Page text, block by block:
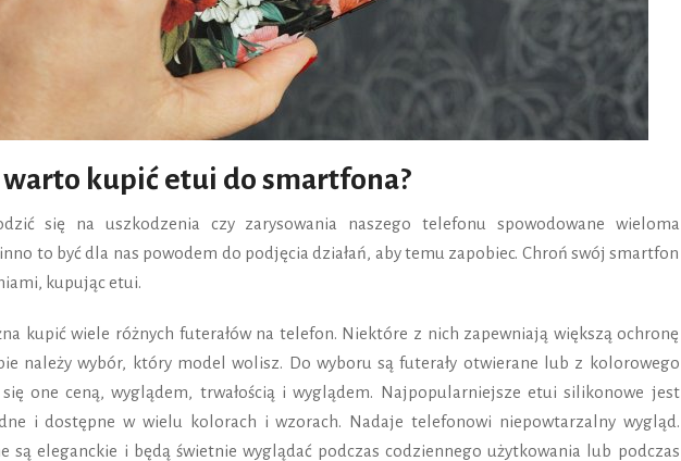
warto kupić etui do smartfona?
się na uszkodzenia czy zarysowania naszego telefonu spowodowane wieloma
to być dla nas powodem do podjęcia działań, aby temu zapobiec. Chroń swój smartfon
kupując etui.
kupić wiele różnych futerałów na telefon. Niektóre z nich zapewniają większą ochronę
należy wybór, który model wolisz. Do wyboru są futerały otwierane lub z kolorowego
one ceną, wyglądem, trwałością i wyglądem. Najpopularniejsze etui silikonowe jest
i dostępne w wielu kolorach i wzorach. Nadaje telefonowi niepowtarzalny wygląd.
są eleganckie i będą świetnie wyglądać podczas codziennego użytkowania lub podczas